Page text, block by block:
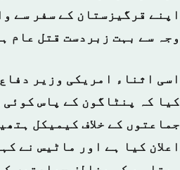
اپنے قرگیزستان کے سفر سے
وجہ سے بہت زبردست قتل عام
اسی اثناء امریکی وزیر
کیا کہ پنٹاگون کے پاس
جماعتوں کے خلاف کیمیکل
اعلان کیا ہے اور ماٹیس نے